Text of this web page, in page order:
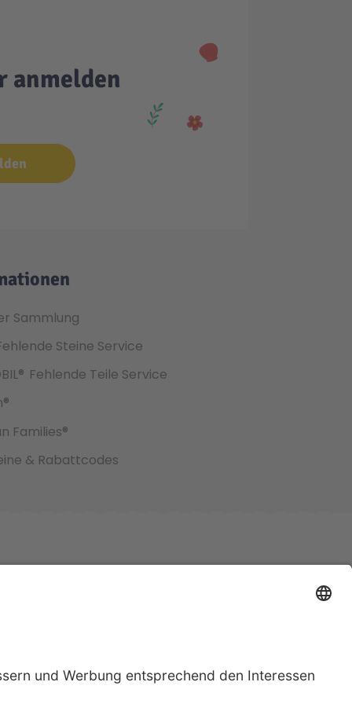
anmelden
Sammlung
Steine Service
Fehlende Teile Service
Families®
& Rabattcodes